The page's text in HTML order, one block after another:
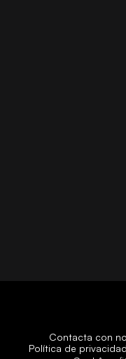
Contacta con
Política de privacidad